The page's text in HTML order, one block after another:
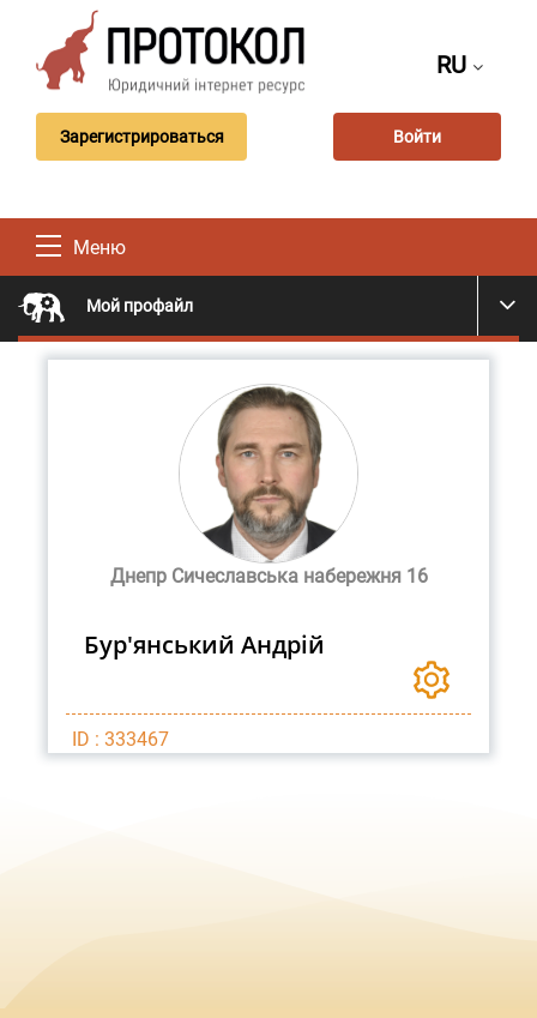
RU
Зарегистрироваться Войти
Меню
Мой профайл
Днепр Сичеславська набережня 16
Бур'янський Андрій
ID : 333467